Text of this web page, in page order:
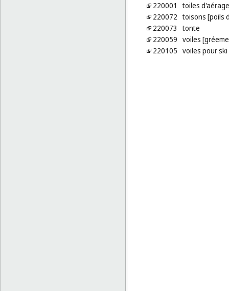
220001
toiles d'aérage
220072 toisons [poils
220073
tonte
220059 voiles
220105 voiles pour ski